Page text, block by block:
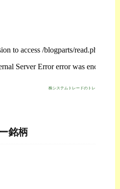
株システムトレードのトレジスタ・ス
銘柄